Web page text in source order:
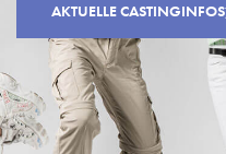
AKTUELLE CASTINGINFOS